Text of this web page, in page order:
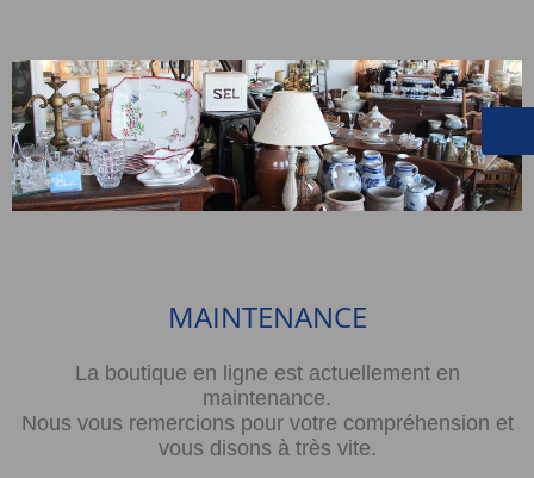
MAINTENANCE
La boutique en ligne est actuellement en
maintenance.
Nous vous remercions pour votre compréhension et
vous disons à très vite.